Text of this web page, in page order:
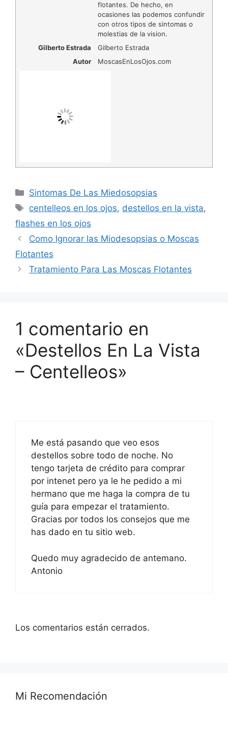
flotantes. De hecho, en
ocasiones las podemos confundir
con otros tipos de sintomas o
molestias de la vision.
Gilberto Estrada
Gilberto Estrada
Autor
MoscasEnLosOjos.com
Categorías
Sintomas De Las Miedosopsias
Etiquetas
centelleos en los ojos, destellos en la vista,
flashes en los ojos
Como Ignorar las Miodesopsias o Moscas
Flotantes
Tratamiento Para Las Moscas Flotantes
1 comentario en
«Destellos En La Vista
– Centelleos»
Me está pasando que veo esos
destellos sobre todo de noche. No
tengo tarjeta de crédito para comprar
por intenet pero ya le he pedido a mi
hermano que me haga la compra de tu
guía para empezar el tratamiento.
Gracias por todos los consejos que me
has dado en tu sitio web.
Quedo muy agradecido de antemano.
Antonio
Los comentarios están cerrados.
Mi Recomendación